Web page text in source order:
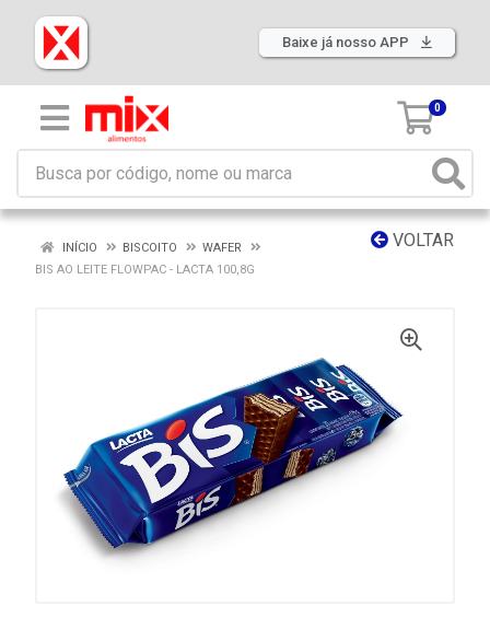
Baixe já nosso APP
0
VOLTAR
INÍCIO BISCOITO
WAFER
BIS AO LEITE FLOWPAC - LACTA 100,8G